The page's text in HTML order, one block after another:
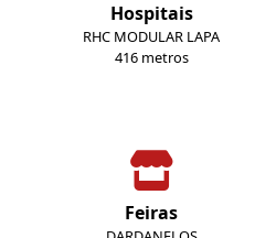
Hospitais
RHC MODULAR LAPA
416 metros
Feiras